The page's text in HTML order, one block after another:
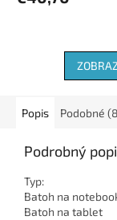
Popis Podobné
Podrobný
Typ:
Batoh na
Batoh na tablet